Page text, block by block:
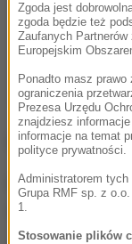
Duńczyk nadal
Lekarze wciąż
doszło do
Zgoda jest
zgoda będzie też
Zaufanych
Europejskim
Ponadto masz
ograniczenia
Prezesa Urzędu
znajdziesz
informacje na temat
polityce prywatności.
Administratorem
Grupa RMF sp. z
1.
Stosowanie plików